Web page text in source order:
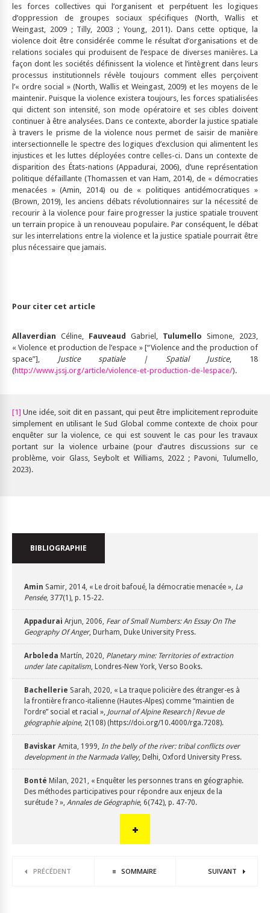
les forces collectives qui l’organisent et perpétuent les logiques
d’oppression de groupes sociaux spécifiques (North, Wallis et
Weingast, 2009 ; Tilly, 2003 ; Young, 2011). Dans cette optique, la
violence doit être considérée comme le résultat d’organisations et de
relations sociales qui produisent de l’espace de diverses manières. La
façon dont les sociétés définissent la violence et l’intègrent dans leurs
processus institutionnels révèle toujours comment elles perçoivent
l’« ordre social » (North, Wallis et Weingast, 2009) et les moyens de le
maintenir. Puisque la violence existera toujours, les forces spatialisées
qui dictent son intensité, son mode opératoire et ses cibles doivent
continuer à être analysées. Dans ce contexte, aborder la justice spatiale
à travers le prisme de la violence nous permet de saisir de manière
intersectionnelle le spectre des logiques d’exclusion qui alimentent les
injustices et les luttes déployées contre celles-ci. Dans un contexte de
disparition des États-nations (Appadurai, 2006), d’une représentation
politique défaillante (Thomassen et van Ham, 2014), de « démocraties
menacées » (Amin, 2014) ou de « politiques antidémocratiques »
(Brown, 2019), les anciens débats révolutionnaires sur la nécessité de
recourir à la violence pour faire progresser la justice spatiale trouvent
un terrain propice à un renouveau populaire. Par conséquent, le débat
sur les interrelations entre la violence et la justice spatiale pourrait être
plus nécessaire que jamais.
Pour citer cet article
Allaverdian Céline, Fauveaud Gabriel, Tulumello Simone, 2023,
« Violence et production de l’espace » [“Violence and the production of
space”], Justice spatiale | Spatial Justice, 18
(http://www.jssj.org/article/violence-et-production-de-lespace/).
[1] Une idée, soit dit en passant, qui peut être implicitement reproduite
simplement en utilisant le Sud Global comme contexte de choix pour
enquêter sur la violence, ce qui est souvent le cas pour les travaux
portant sur la violence urbaine (pour d’autres discussions sur ce
problème, voir Glass, Seybolt et Williams, 2022 ; Pavoni, Tulumello,
2023).
BIBLIOGRAPHIE
Amin Samir, 2014, « Le droit bafoué, la démocratie menacée », La
Pensée, 377(1), p. 15-22.
Appadurai Arjun, 2006, Fear of Small Numbers: An Essay On The
Geography Of Anger, Durham, Duke University Press.
Arboleda Martín, 2020, Planetary mine: Territories of extraction
under late capitalism, Londres-New York, Verso Books.
Bachellerie Sarah, 2020, « La traque policière des étranger-es à
la frontière franco-italienne (Hautes-Alpes) comme “maintien de
l’ordre” social et racial », Journal of Alpine Research|Revue de
géographie alpine, 2(108) (https://doi.org/10.4000/rga.7208).
Baviskar Amita, 1999, In the belly of the river: tribal conflicts over
development in the Narmada Valley, Delhi, Oxford University Press.
Bonté Milan, 2021, « Enquêter les personnes trans en géographie.
Des méthodes participatives pour répondre aux enjeux de la
surétude ? », Annales de Géographie, 6(742), p. 47-70.
PRÉCÉDENT SOMMAIRE SUIVANT